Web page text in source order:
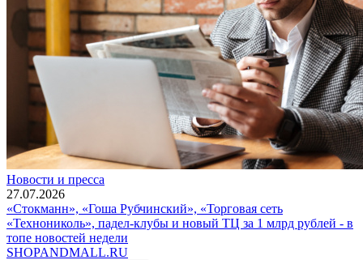
Новости и пресса
27.07.2026
«Стокманн», «Гоша Рубчинский», «Торговая сеть
«Технониколь», падел-клубы и новый ТЦ за 1 млрд рублей - в
топе новостей недели
SHOPANDMALL.RU